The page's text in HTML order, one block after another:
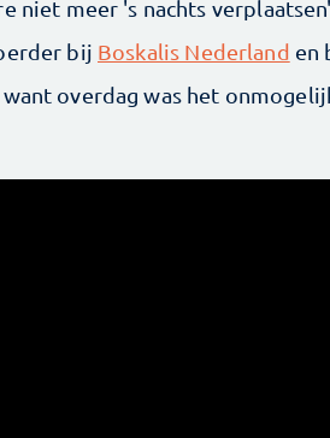
niet meer 's nachts
bij Boskalis Nederland en
overdag was het